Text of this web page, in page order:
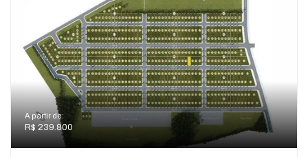
A partir de:
R$ 239.800